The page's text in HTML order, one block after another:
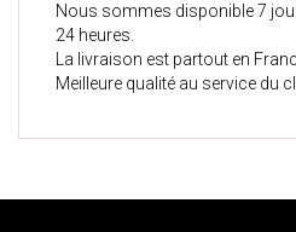
Nous sommes disponible 7
24 heures.
La livraison est partout en
Meilleure qualité au service du